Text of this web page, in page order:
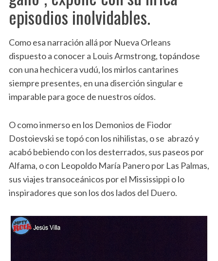
episodios inolvidables.
Como esa narración allá por Nueva Orleans
dispuesto a conocer a Louis Armstrong, topándose
con una hechicera vudú, los mirlos cantarines
siempre presentes, en una diserción singular e
imparable para goce de nuestros oídos.
O como inmerso en los Demonios de Fiodor
Dostoievski se topó con los nihilistas, o se abrazó y
acabó bebiendo con los desterrados, sus paseos por
Alfama, o con Leopoldo María Panero por Las Palmas,
sus viajes transoceánicos por el Mississippi o lo
inspiradores que son los dos lados del Duero.